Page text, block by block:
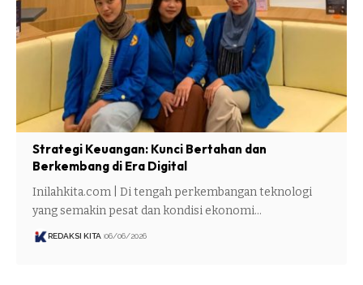
Strategi Keuangan: Kunci Bertahan dan
Berkembang di Era Digital
Inilahkita.com | Di tengah perkembangan teknologi
yang semakin pesat dan kondisi ekonomi…
REDAKSI KITA 06/06/2026